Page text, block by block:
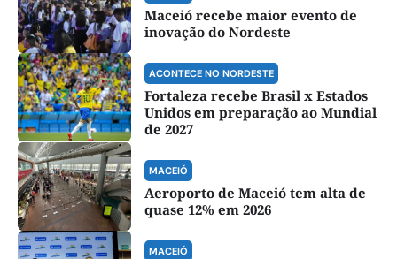
Maceió recebe maior evento de
inovação do Nordeste
ACONTECE NO NORDESTE
Fortaleza recebe Brasil x Estados
Unidos em preparação ao Mundial
de 2027
MACEIÓ
Aeroporto de Maceió tem alta de
quase 12% em 2026
MACEIÓ